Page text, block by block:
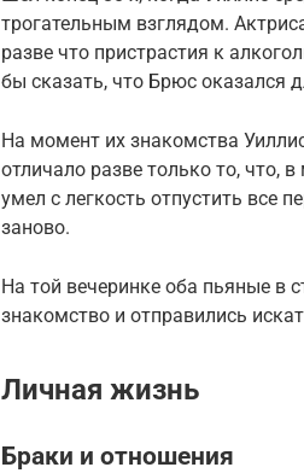
трогательным взглядом.
разве что пристрастия к
бы сказать, что Брюс оказался
На момент их знакомства
отличало разве только то, что,
умел с легкость отпустить все
заново.
На той вечеринке оба пьяные в
знакомство и отправились
Личная жизнь
Браки и отношения